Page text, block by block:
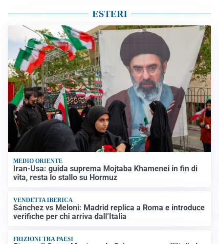
ESTERI
MEDIO ORIENTE
Iran-Usa: guida suprema Mojtaba Khamenei in fin di
vita, resta lo stallo su Hormuz
VENDETTA IBERICA
Sánchez vs Meloni: Madrid replica a Roma e introduce
verifiche per chi arriva dall’Italia
FRIZIONI TRA PAESI